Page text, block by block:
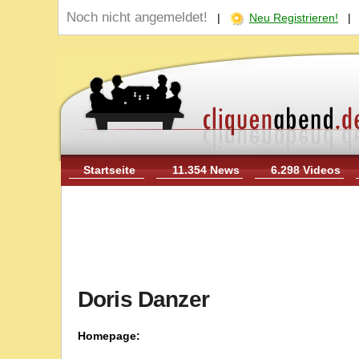
Noch nicht angemeldet! | Neu Registrieren!
Startseite 11.354 News 6.298 Videos
Doris Danzer
Homepage: